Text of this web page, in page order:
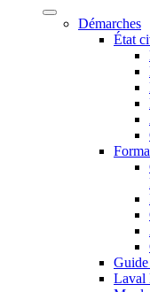
Démarches
État
Guide
Laval